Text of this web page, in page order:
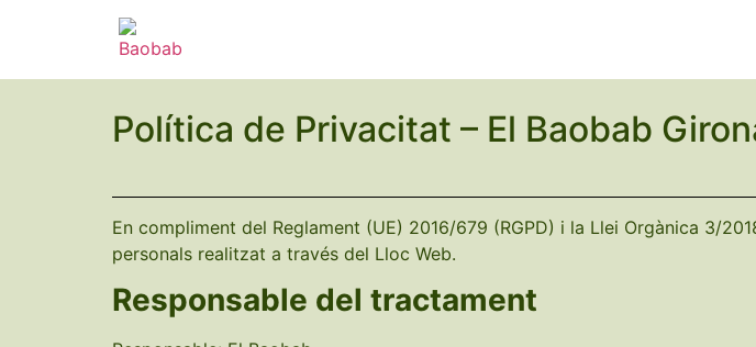
Política de Privacitat – El Baobab
En compliment del Reglament (UE) 2016/679 (RGPD) i la Llei Orgànica 3/
personals realitzat a través del Lloc Web.
Responsable del tractament